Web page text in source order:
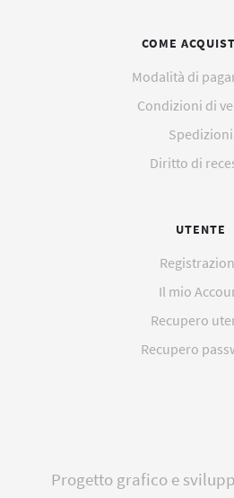
COME
Modalità di
Condizioni di
Spedizioni
Diritto di
UTENTE
Il mio
Recupero
Recupero
Progetto grafico e